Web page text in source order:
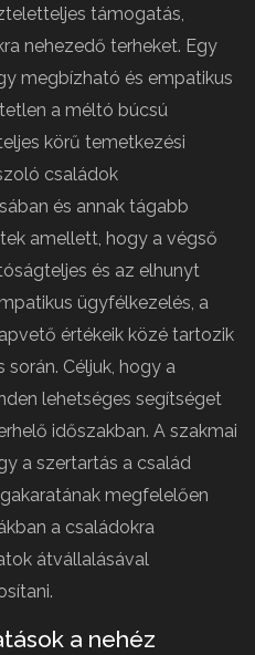
támogatás,
nehezedő terheket. Egy
megbízható és empatikus
a méltó búcsú
körű temetkezési
családok
és annak tágabb
amellett, hogy a végső
és az elhunyt
ügyfélkezelés, a
értékeik közé tartozik
Céljuk, hogy a
lehetséges segítséget
időszakban. A szakmai
a szertartás a család
megfelelően
a családokra
átvállalásával
a nehéz